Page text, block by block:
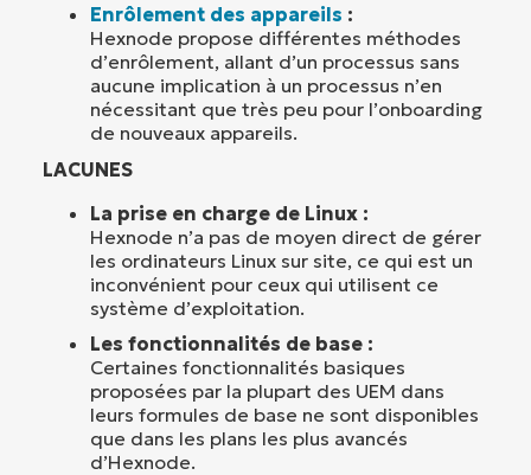
Enrôlement des appareils :
Hexnode propose différentes méthodes
d’enrôlement, allant d’un processus sans
aucune implication à un processus n’en
nécessitant que très peu pour l’onboarding
de nouveaux appareils.
LACUNES
La prise en charge de Linux :
Hexnode n’a pas de moyen direct de gérer
les ordinateurs Linux sur site, ce qui est un
inconvénient pour ceux qui utilisent ce
système d’exploitation.
Les fonctionnalités de base :
Certaines fonctionnalités basiques
proposées par la plupart des UEM dans
leurs formules de base ne sont disponibles
que dans les plans les plus avancés
d’Hexnode.